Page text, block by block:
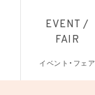
EVENT /
FAIR
イベント・フェア